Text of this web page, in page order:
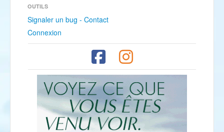
OUTILS
Signaler un bug - Contact
Connexion